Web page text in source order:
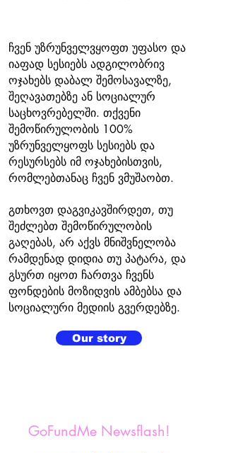
ჩვენ უზრუნველვყოფთ უფასო და
იაფად სესიებს ადგილობრივ
ოჯახებს დაბალ შემოსავალზე,
შეღავათებზე ან სოციალურ
საცხოვრებელში. თქვენი
შემოწირულობის 100%
უზრუნველყოფს სესიებს და
რესურსებს იმ ოჯახებისთვის,
რომლებთანაც ჩვენ ვმუშაობთ.
გთხოვთ დაგვიკავშირდეთ, თუ
შეძლებთ შემოწირულობის
გაღებას, არ აქვს მნიშვნელობა
რამდენად დიდია თუ პატარა, და
გსურთ იყოთ ჩართვა ჩვენს
ფონდების მოზიდვის ამბებსა და
სოციალური მედიის გვერდებზე.
Our story
GoFundMe Newsflash!